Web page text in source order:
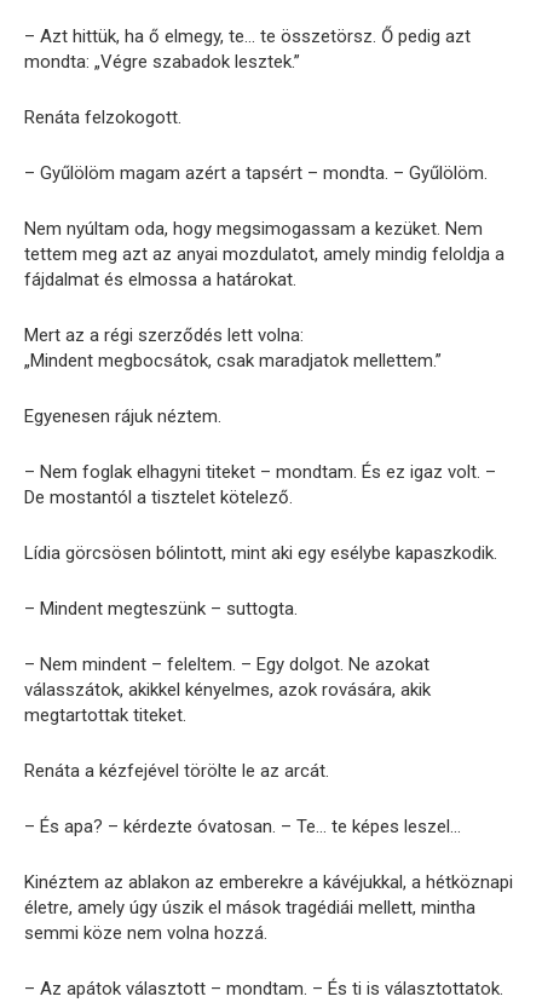
– Azt hittük, ha ő elmegy, te… te összetörsz. Ő pedig azt
mondta: „Végre szabadok lesztek.”
Renáta felzokogott.
– Gyűlölöm magam azért a tapsért – mondta. – Gyűlölöm.
Nem nyúltam oda, hogy megsimogassam a kezüket. Nem
tettem meg azt az anyai mozdulatot, amely mindig feloldja a
fájdalmat és elmossa a határokat.
Mert az a régi szerződés lett volna:
„Mindent megbocsátok, csak maradjatok mellettem.”
Egyenesen rájuk néztem.
– Nem foglak elhagyni titeket – mondtam. És ez igaz volt. –
De mostantól a tisztelet kötelező.
Lídia görcsösen bólintott, mint aki egy esélybe kapaszkodik.
– Mindent megteszünk – suttogta.
– Nem mindent – feleltem. – Egy dolgot. Ne azokat
válasszátok, akikkel kényelmes, azok rovására, akik
megtartottak titeket.
Renáta a kézfejével törölte le az arcát.
– És apa? – kérdezte óvatosan. – Te… te képes leszel…
Kinéztem az ablakon az emberekre a kávéjukkal, a hétköznapi
életre, amely úgy úszik el mások tragédiái mellett, mintha
semmi köze nem volna hozzá.
– Az apátok választott – mondtam. – És ti is választottatok.